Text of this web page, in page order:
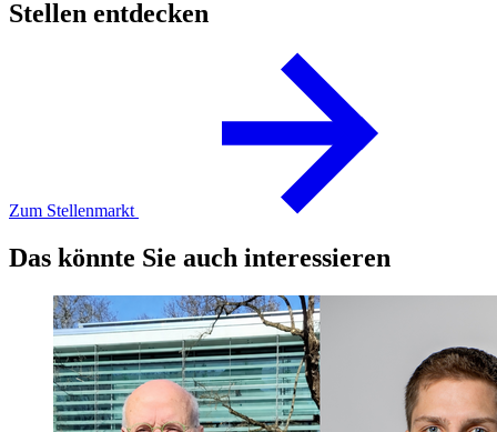
Stellen entdecken
Zum Stellenmarkt
Das könnte Sie auch interessieren